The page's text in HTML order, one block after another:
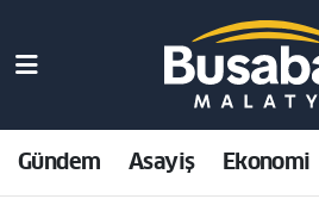
Gündem Asayiş Ekonomi
Asayiş
Malatya Nöbetçi
Malatya Hava Durumu